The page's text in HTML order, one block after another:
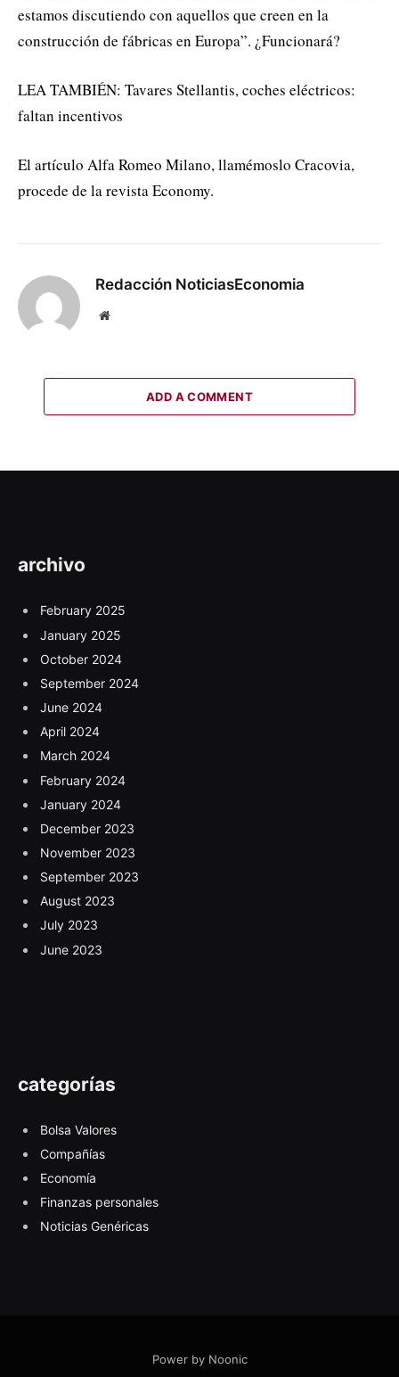
estamos discutiendo con aquellos que creen en la
construcción de fábricas en Europa”. ¿Funcionará?
LEA TAMBIÉN: Tavares Stellantis, coches eléctricos:
faltan incentivos
El artículo Alfa Romeo Milano, llamémoslo Cracovia,
procede de la revista Economy.
Redacción NoticiasEconomia
Website
ADD A COMMENT
archivo
February 2025
January 2025
October 2024
September 2024
June 2024
April 2024
March 2024
February 2024
January 2024
December 2023
November 2023
September 2023
August 2023
July 2023
June 2023
categorías
Bolsa Valores
Compañías
Economía
Finanzas personales
Noticias Genéricas
Power by Noonic